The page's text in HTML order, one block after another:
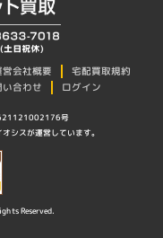
営会社概要
宅配買取規約
い合わせ ログイン
621121002176号
シスが運営しています。
Reserved.